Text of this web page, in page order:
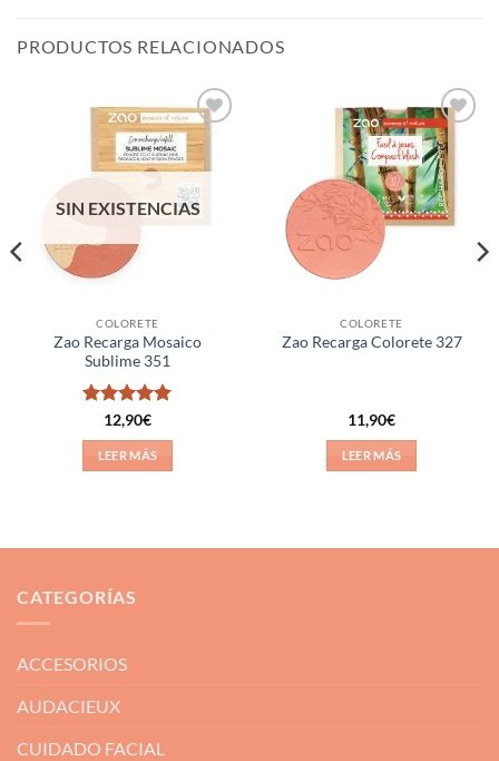
PRODUCTOS RELACIONADOS
lista de
deseos
SIN EXISTENCIAS
COLORETE
Zao Recarga Mosaico
Sublime 351
Valorado
con5de 5
12,90€
LEER MÁS
Añadir
a la
lista de
deseos
COLORETE
Zao Recarga Colorete 327
11,90€
LEER MÁS
CATEGORÍAS
ACCESORIOS
AUDACIEUX
CUIDADO FACIAL